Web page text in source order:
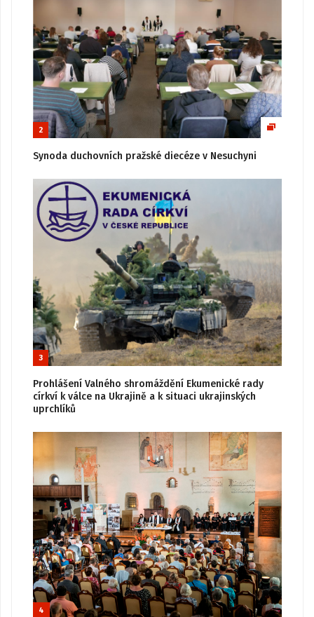
2
Synoda duchovních pražské diecéze v Nesuchyni
3
Prohlášení Valného shromáždění Ekumenické rady
církví k válce na Ukrajině a k situaci ukrajinských
uprchlíků
4